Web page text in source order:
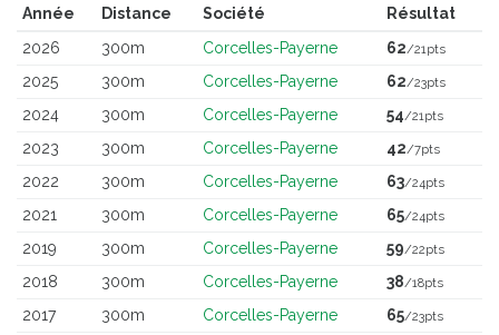
Année Distance Société
Résultat
2026
300m Corcelles-Payerne 62/21pts
2025 300m Corcelles-Payerne 62/23pts
2024 300m Corcelles-Payerne 54/21pts
2023 300m Corcelles-Payerne 42/7pts
2022 300m Corcelles-Payerne 63/24pts
2021 300m Corcelles-Payerne 65/24pts
2019 300m Corcelles-Payerne 59/22pts
2018 300m Corcelles-Payerne 38/18pts
2017 300m Corcelles-Payerne 65/23pts